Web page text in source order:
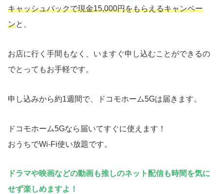
キャッシュバックで現金15,000円をもらえるキャンペー
ンと、
お店に行く手間もなく、いますぐ申し込むことができるの
でとってもお手軽です。
申し込みから約1週間で、ドコモホーム5Gは届きます。
ドコモホーム5Gなら届いてすぐに使えます！
おうちでWi-Fi使い放題です。
ドラマや映画などの動画も推しのネット配信も時間を気に
せず楽しめますよ！